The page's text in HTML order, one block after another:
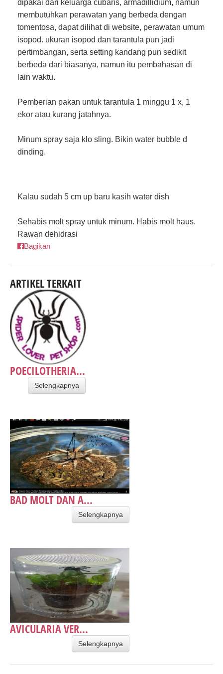
dipakai dari keluarga cubaris, armadillidium, namun
membutuhkan perawatan yang berbeda dengan
tomentosa, dapat dilihat di website, perawatan umum
isopod. ukuran isopod dan tarantula pun jadi
pertimbangan, serta setting kandang pun sedikit
berbeda dari biasanya, namun itu pembahasan di
lain waktu.
Pemberian pakan untuk tarantula 1 minggu 1 x, 1
ekor atau kurang jatahnya.
Minum spray saja klo sling. Bikin water bubble d
dinding.
Kalau sudah 5 cm up baru kasih water dish
Sehabis molt spray untuk minum. Habis molt haus.
Rawan dehidrasi
Bagikan
ARTIKEL TERKAIT
POECILOTHERIA...
Selengkapnya
BAD MOLT DAN A...
Selengkapnya
AVICULARIA VER...
Selengkapnya